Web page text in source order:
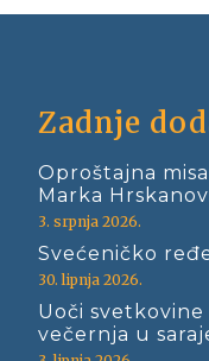
Zadnje
Oproštajna
Marka
3. srpnja 2026.
Svećeničko
30. lipnja 2026.
Uoči
večernja u